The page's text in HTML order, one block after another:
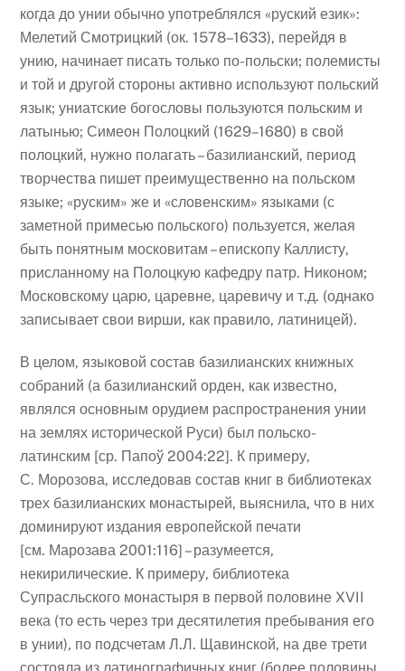
когда до унии обычно употреблялся «руский език»:
Мелетий Смотрицкий (ок. 1578–1633), перейдя в
унию, начинает писать только по-польски; полемисты
и той и другой стороны активно используют польский
язык; униатские богословы пользуются польским и
латынью; Симеон Полоцкий (1629–1680) в свой
полоцкий, нужно полагать – базилианский, период
творчества пишет преимущественно на польском
языке; «руским» же и «словенским» языками (с
заметной примесью польского) пользуется, желая
быть понятным московитам – епископу Каллисту,
присланному на Полоцкую кафедру патр. Никоном;
Московскому царю, царевне, царевичу и т.д. (однако
записывает свои вирши, как правило, латиницей).
В целом, языковой состав базилианских книжных
собраний (а базилианский орден, как известно,
являлся основным орудием распространения унии
на землях исторической Руси) был польско-
латинским [ср. Папоў 2004:22]. К примеру,
С. Морозова, исследовав состав книг в библиотеках
трех базилианских монастырей, выяснила, что в них
доминируют издания европейской печати
[см. Марозава 2001:116] – разумеется,
некирилические. К примеру, библиотека
Супрасльского монастыря в первой половине XVII
века (то есть через три десятилетия пребывания его
в унии), по подсчетам Л.Л. Щавинской, на две трети